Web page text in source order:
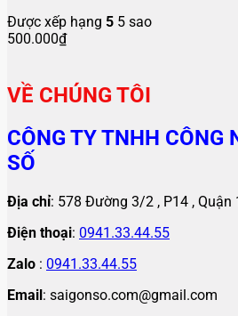
Được xếp hạng 5 5 sao
500.000₫
VỀ CHÚNG TÔI
CÔNG TY TNHH CÔNG
SỐ
Địa chỉ: 578 Đường 3/2 , P14 , Quận
Điện thoại: 0941.33.44.55
Zalo : 0941.33.44.55
Email: saigonso.com@gmail.com